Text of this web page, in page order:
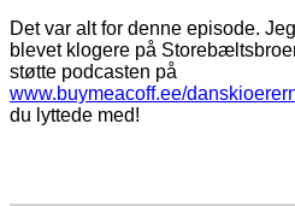
Det var alt for denne episode.
blevet klogere på
støtte podcasten på
www.buymeacoff.ee/
du lyttede med!